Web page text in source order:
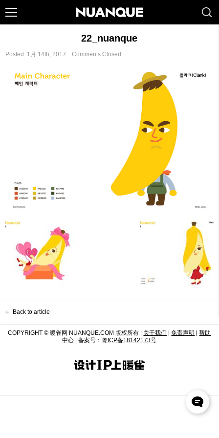
22_nuanque
Posted: 1月 14th, 2017 ˑ Comments Closed
Back to article
COPYRIGHT © 暖雀网 NUANQUE.COM 版权所有 | 关于我们 |免责声明 |帮助
中心 | 备案号：粤ICP备18142173号